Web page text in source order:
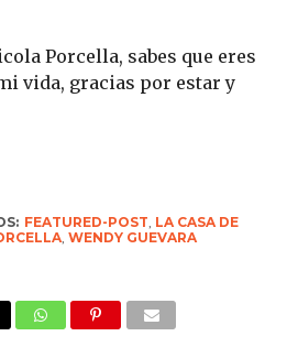
Porcella, sabes que eres
vida, gracias por estar y
FEATURED-POST LA CASA DE
,WENDY GUEVARA